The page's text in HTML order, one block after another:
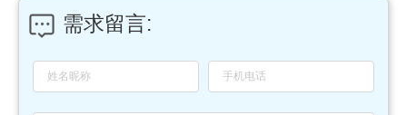
需求留言: